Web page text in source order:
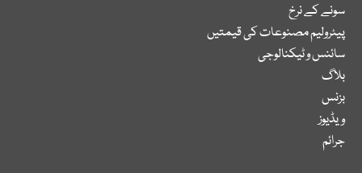
سونے کے نرخ
پیٹرولیم مصنوعات کی قیمتیں
سائنس و ٹیکنالوجی
بلاگ
بزنس
ویڈیوز
جرائم